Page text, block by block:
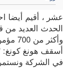
عشر ، أقيم أيضا
الحدث العديد من
أسقف هونغ كونغ:
في الشركة